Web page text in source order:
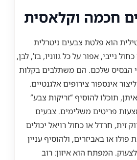
חכמה וקלאסית
הוא פלטת צבעים ניטרלית
נייבי, אפור על כל גווניו, בז’, לבן,
הבסיס שלכם. הם משתלבים בקלות
אינספור צירופים אלגנטיים.
תוכלו להוסיף “זריקות צבע”
פריטים משלימים. צבעים
זית, חרדל או כחול רויאל יכולים
פולו או באביזרים, ולהוסיף עניין
המפתח הוא איזון: רוב